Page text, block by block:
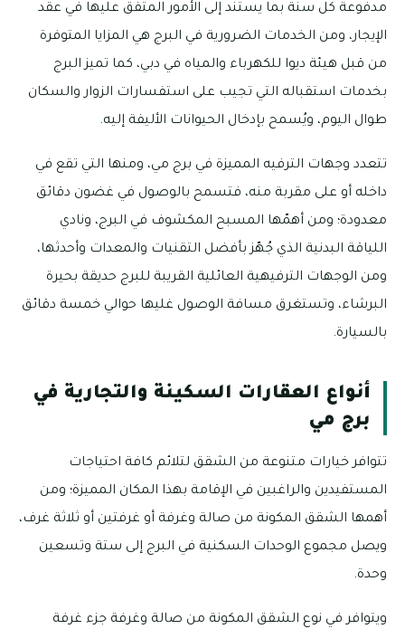
مدفوعة كل سنة بما يستند إلى الأمور المتفق عليها في عقد
الإيجار، ومن الخدمات الضرورية في البرج هي المزايا المتوفرة
من قبل هيئة ديوا للكهرباء والمياه في دبي، كما تميز البرج
بخدمات استقباله التي تجيب على استفسارات الزوار والسكان
طوال اليوم، ويُسمح بإدخال الحيوانات الأليفة إليه.
تتعدد وجهات الترفيه المميزة في برج مي، ومنها التي تقع في
داخله أو على مقربة منه، فتسمح بالوصول في غضون دقائق
معدودة؛ ومن أهمّها المسبح المكشوف في البرج، ونادي
اللياقة البدنية الذي جُهّز بأفضل التقنيات والمعدات وأحدثها،
ومن الوجهات الترفيهية العائلية القريبة للبرج حديقة بحيرة
البرشاء، وتستغرق مسافة الوصول غليها حوالي خمسة دقائق
بالسيارة.
أنواع العقارات السكينة والتجارية في
برج مي
تتوافر خيارات متنوعة من الشقق لتلائم كافة احتياجات
المستفيدين والراغبين في الإقامة بهذا المكان المميزة؛ ومن
أهمها الشقق المكونة من صالة وغرفة أو غرفتين أو ثلاثة غرف،
ويصل مجموع الوحدات السكنية في البرج إلى ستة وتسعين
وحدة.
ويتوافر في نوع الشقق المكونة من صالة وغرفة جزء غرفة